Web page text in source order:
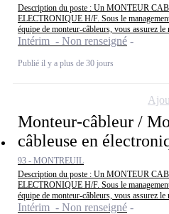
Description du poste : Un MONTEUR
ELECTRONIQUE H/F. Sous le
équipe de monteur-câbleurs, vous assurez le
Intérim - Non renseigné
Publié il y a plus de 30 jours
Monteur-câbleur /
câbleuse en
93 - MONTREUIL
Description du poste : Un MONTEUR
ELECTRONIQUE H/F. Sous le
équipe de monteur-câbleurs, vous assurez le
Intérim - Non renseigné